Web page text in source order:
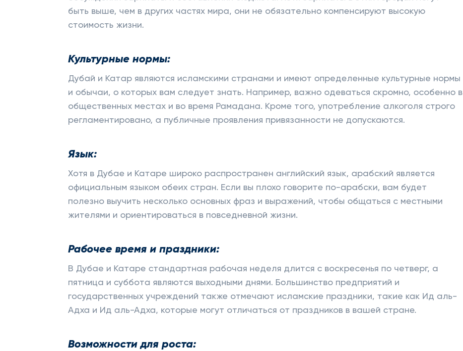
быть выше, чем в других частях мира, они не обязательно компенсируют высокую
стоимость жизни.
Культурные нормы:
Дубай и Катар являются исламскими странами и имеют определенные культурные нормы
и обычаи, о которых вам следует знать. Например, важно одеваться скромно, особенно в
общественных местах и во время Рамадана. Кроме того, употребление алкоголя строго
регламентировано, а публичные проявления привязанности не допускаются.
Язык:
Хотя в Дубае и Катаре широко распространен английский язык, арабский является
официальным языком обеих стран. Если вы плохо говорите по-арабски, вам будет
полезно выучить несколько основных фраз и выражений, чтобы общаться с местными
жителями и ориентироваться в повседневной жизни.
Рабочее время и праздники:
В Дубае и Катаре стандартная рабочая неделя длится с воскресенья по четверг, а
пятница и суббота являются выходными днями. Большинство предприятий и
государственных учреждений также отмечают исламские праздники, такие как Ид аль-
Адха и Ид аль-Адха, которые могут отличаться от праздников в вашей стране.
Возможности для роста: